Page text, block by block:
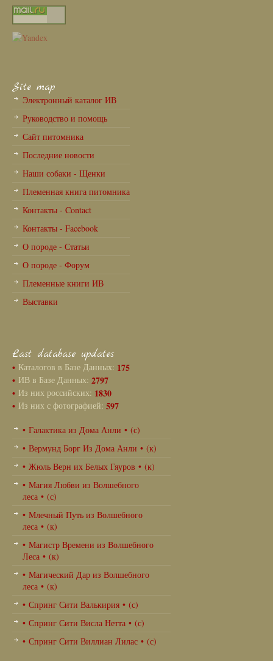
Site map
Электронный каталог ИВ
Руководство и помощь
Сайт питомника
Последние новости
Наши собаки - Щенки
Племенная книга питомника
Контакты - Contact
Контакты - Facebook
О породе - Статьи
О породе - Форум
Племенные книги ИВ
Выставки
Last database updates
• Каталогов в Базе Данных: 175
• ИВ в Базе Данных: 2797
• Из них российских: 1830
• Из них с фотографией: 597
• Галактика из Дома Анли • (с)
• Вермунд Борг Из Дома Анли • (к)
• Жюль Верн их Белых Гяуров • (к)
• Магия Любви из Волшебного
леса • (с)
• Млечный Путь из Волшебного
леса • (к)
• Магистр Времени из Волшебного
Леса • (к)
• Магический Дар из Волшебного
леса • (к)
• Спринг Сити Валькирия • (с)
• Спринг Сити Висла Нетта • (с)
• Спринг Сити Виллиан Лилас • (с)